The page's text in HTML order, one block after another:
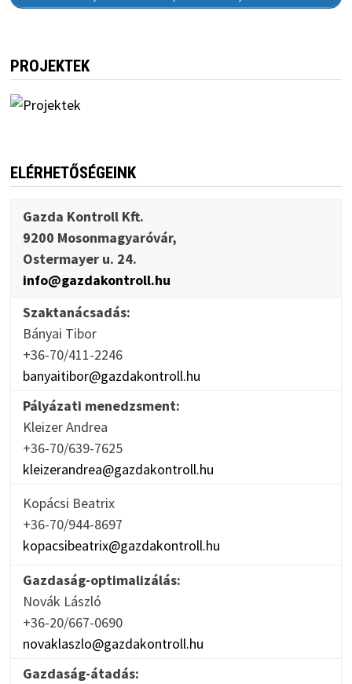
PROJEKTEK
ELÉRHETŐSÉGEINK
Gazda Kontroll Kft.
9200 Mosonmagyaróvár,
Ostermayer u. 24.
info@gazdakontroll.hu
Szaktanácsadás:
Bányai Tibor
+36-70/411-2246
banyaitibor@gazdakontroll.hu
Pályázati menedzsment:
Kleizer Andrea
+36-70/639-7625
kleizerandrea@gazdakontroll.hu
Kopácsi Beatrix
+36-70/944-8697
kopacsibeatrix@gazdakontroll.hu
Gazdaság-optimalizálás:
Novák László
+36-20/667-0690
novaklaszlo@gazdakontroll.hu
Gazdaság-átadás: